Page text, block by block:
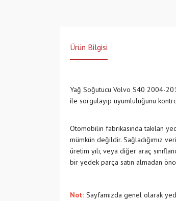
Ürün Bilgisi
Yağ Soğutucu Volvo S40 2004-
ile sorgulayıp uyumluluğunu
Otomobilin fabrikasında takılan
mümkün değildir. Sağladığımız
üretim yılı, veya diğer araç
bir yedek parça satın almadan
Not: Sayfamızda genel olarak